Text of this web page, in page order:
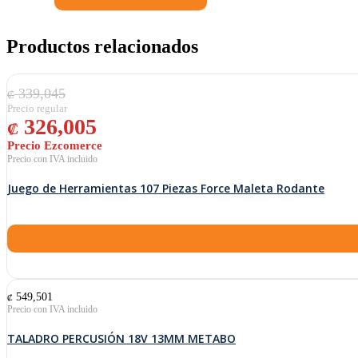
de
8
(30L)
Stanley
cantidad
Productos relacionados
₡339,045
El precio original era: ₡ 339,045.
₡ 326,005
El precio actual es: ₡ 326,005.
Juego de Herramientas 107 Piezas Force Maleta Rodante
₡ 549,501
TALADRO PERCUSIÓN 18V 13MM METABO